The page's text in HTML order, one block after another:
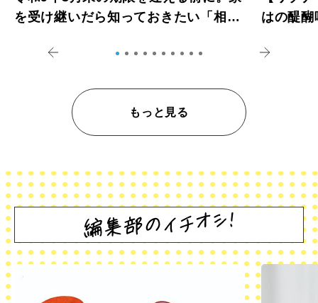
を受け継いだら知っておきたい「相続
はの醍
もっと見る